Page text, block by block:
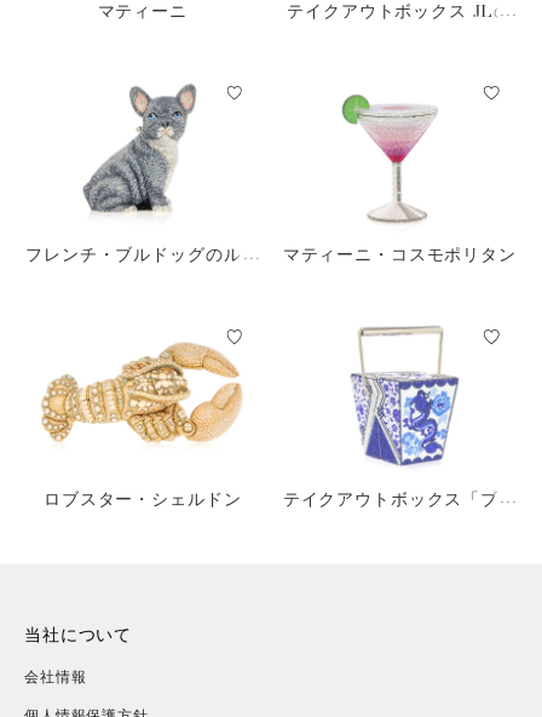
マティーニ
テイクアウトボックス JLの
フレンチ・ブルドッグのルー
マティーニ・コスモポリタン
ロブスター・シェルドン
テイクアウトボックス「ブル
当社について
会社情報